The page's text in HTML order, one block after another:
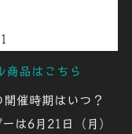
品はこちら
開催時期はいつ？
は6月21日（月）